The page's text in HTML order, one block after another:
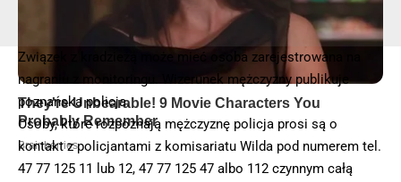
Związek z kradzieżą może mieć osoba zarejestrowana na
nagraniu z monitoringu. Wizerunek mężczyzny publikuje
poznańska policja.
Osoby, które rozpoznają mężczyznę policja prosi są o
kontakt z policjantami z komisariatu Wilda pod numerem tel.
47 77 125 11 lub 12, 47 77 125 47 albo 112 czynnym całą